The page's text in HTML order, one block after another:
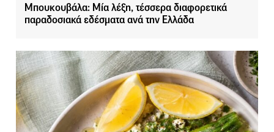
Μπουκουβάλα: Μία λέξη, τέσσερα διαφορετικά
παραδοσιακά εδέσματα ανά την Ελλάδα